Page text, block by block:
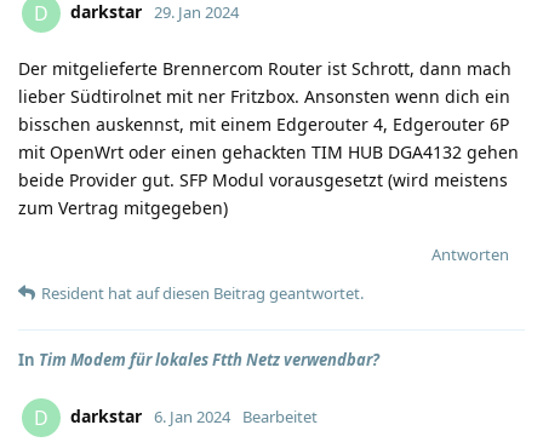
D darkstar 29. Jan 2024
Der mitgelieferte Brennercom Router ist Schrott, dann mach
lieber Südtirolnet mit ner Fritzbox. Ansonsten wenn dich ein
bisschen auskennst, mit einem Edgerouter 4, Edgerouter 6P
mit OpenWrt oder einen gehackten TIM HUB DGA4132 gehen
beide Provider gut. SFP Modul vorausgesetzt (wird meistens
zum Vertrag mitgegeben)
Antworten
Resident hatauf diesen Beitrag geantwortet.
In Tim Modem für lokales Ftth Netz verwendbar?
D darkstar 6. Jan 2024 Bearbeitet